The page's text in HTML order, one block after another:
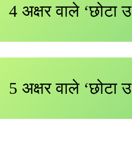
4 अक्षर वाले ‘छोटा
5 अक्षर वाले ‘छोटा